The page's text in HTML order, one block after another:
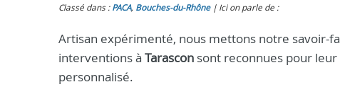
Classé dans : PACA, Bouches-du-Rhône Ici on parle de :
Artisan expérimenté, nous mettons notre savoir-
interventions à Tarascon sont reconnues pour
personnalisé.